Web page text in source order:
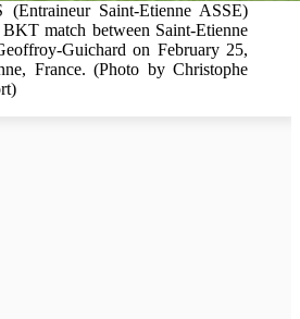
Saint-Etienne ASSE)
match between Saint-Etienne
Guichard on February 25,
France. (Photo by Christophe